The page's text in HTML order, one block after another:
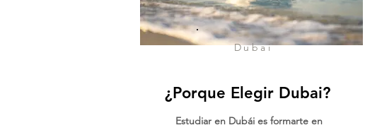
Dubai
¿Porque Elegir Dubai?
Estudiar en Dubái es formarte en